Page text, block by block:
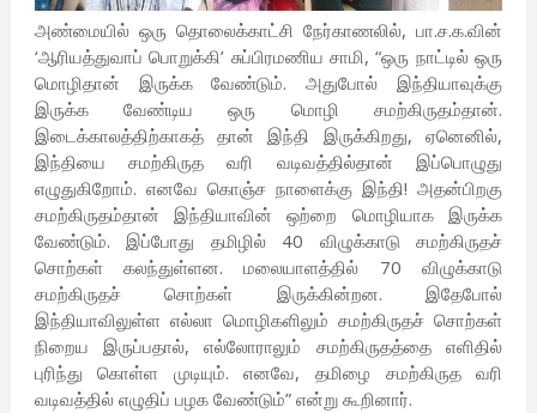
அண்மையில் ஒரு தொலைக்காட்சி நேர்காணலில், பா.ச.க.வின்
‘ஆரியத்துவாப் பொறுக்கி’ சுப்பிரமணிய சாமி, “ஒரு நாட்டில் ஒரு
மொழிதான் இருக்க வேண்டும். அதுபோல் இந்தியாவுக்கு
இருக்க வேண்டிய ஒரு மொழி சமற்கிருதம்தான்.
இடைக்காலத்திற்காகத் தான் இந்தி இருக்கிறது, ஏனெனில்,
இந்தியை சமற்கிருத வரி வடிவத்தில்தான் இப்பொழுது
எழுதுகிறோம். எனவே கொஞ்ச நாளைக்கு இந்தி! அதன்பிறகு
சமற்கிருதம்தான் இந்தியாவின் ஒற்றை மொழியாக இருக்க
வேண்டும். இப்போது தமிழில் 40 விழுக்காடு சமற்கிருதச்
சொற்கள் கலந்துள்ளன. மலையாளத்தில் 70 விழுக்காடு
சமற்கிருதச் சொற்கள் இருக்கின்றன. இதேபோல்
இந்தியாவிலுள்ள எல்லா மொழிகளிலும் சமற்கிருதச் சொற்கள்
நிறைய இருப்பதால், எல்லோராலும் சமற்கிருதத்தை எளிதில்
புரிந்து கொள்ள முடியும். எனவே, தமிழை சமற்கிருத வரி
வடிவத்தில் எழுதிப் பழக வேண்டும்” என்று கூறினார்.